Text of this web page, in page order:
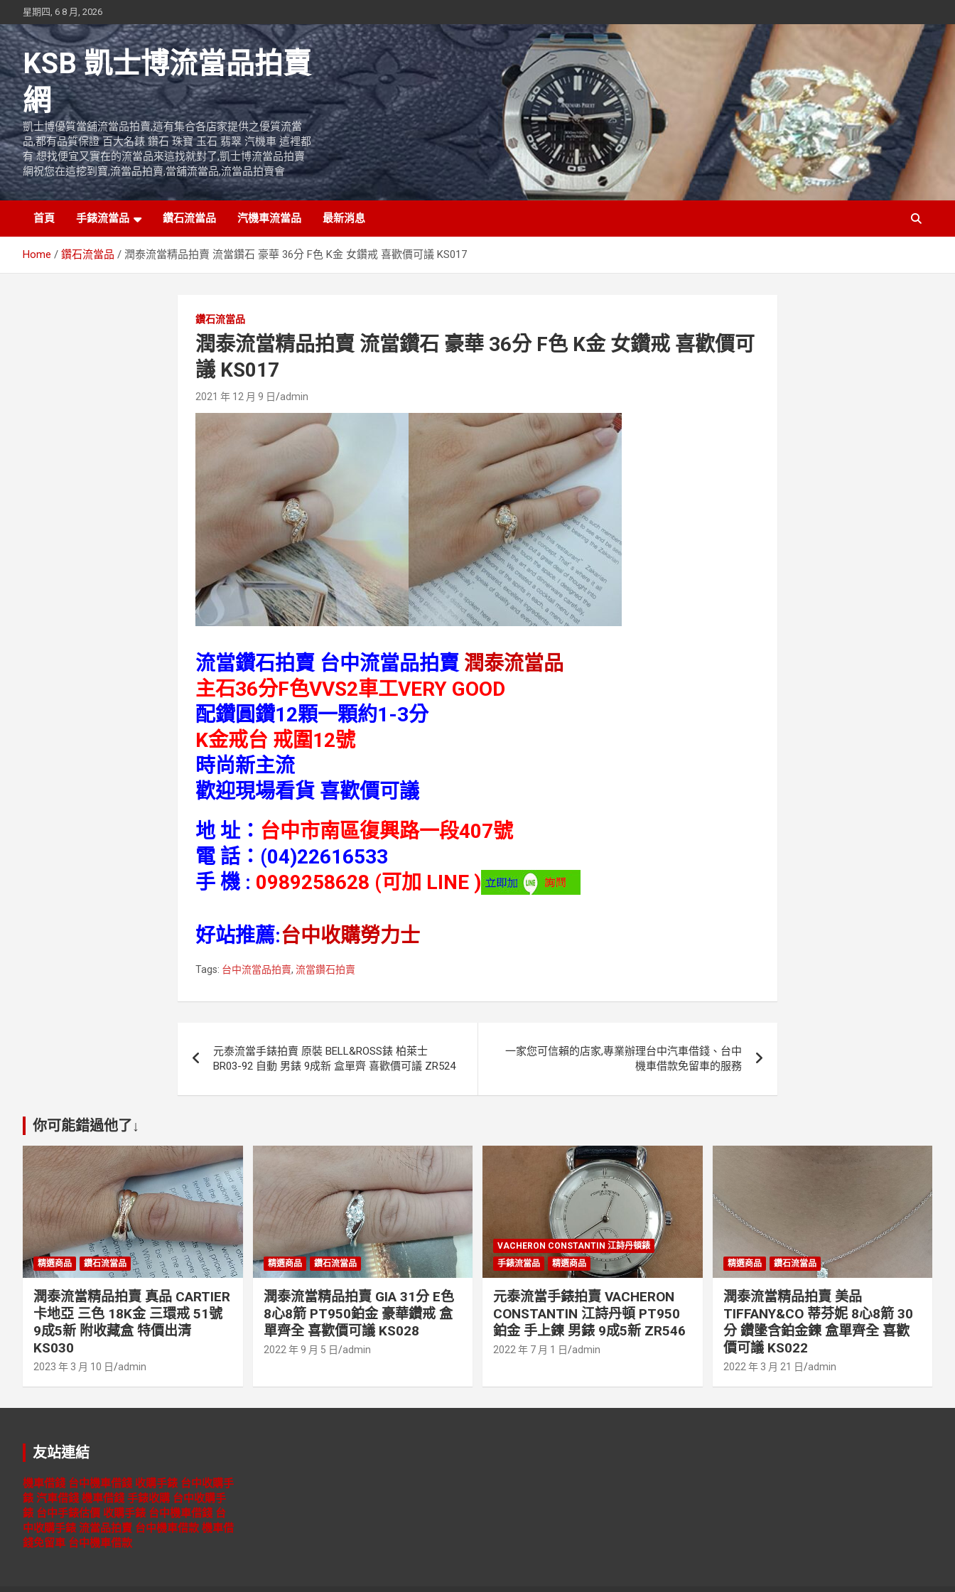
to
content
星期四, 6 8 月, 2026
KSB 凱士博流當品拍賣
網
凱士博優質當舖流當品拍賣,這有集合各店家提供之優質流當
品,都有品質保證 百大名錶 鑽石 珠寶 玉石 翡翠 汽機車 這裡都
有 想找便宜又實在的流當品來這找就對了,凱士博流當品拍賣
網祝您在這挖到寶,流當品拍賣,當舖流當品,流當品拍賣會
首頁 手錶流當品 鑽石流當品 汽機車流當品 最新消息
Home 鑽石流當品 潤泰流當精品拍賣 流當鑽石 豪華 36分 F色 K金 女鑽戒 喜歡價可議 KS017
鑽石流當品
潤泰流當精品拍賣 流當鑽石 豪華 36分 F色 K金 女鑽戒 喜歡價可
議 KS017
2021 年 12 月 9 日 admin
流當鑽石拍賣 台中流當品拍賣 潤泰流當品
主石36分F色VVS2車工VERY GOOD
配鑽圓鑽12顆一顆約1-3分
K金戒台 戒圍12號
時尚新主流
歡迎現場看貨 喜歡價可議
地 址： 台中市南區復興路一段407號
電 話： (04)22616533
手 機 : 0989258628 (可加 LINE )
好站推薦:台中收購勞力士
Tags: 台中流當品拍賣,流當鑽石拍賣
章
導
元泰流當手錶拍賣 原裝 BELL&ROSS錶 柏萊士
BR03-92 自動 男錶 9成新 盒單齊 喜歡價可議 ZR524
一家您可信賴的店家,專業辦理台中汽車借錢、台中
機車借款免留車的服務
你可能錯過他了↓
精選商品 鑽石流當品
潤泰流當精品拍賣 真品 CARTIER
卡地亞 三色 18K金 三環戒 51號
9成5新 附收藏盒 特價出清
KS030
2023 年 3 月 10 日 admin
精選商品 鑽石流當品
潤泰流當精品拍賣 GIA 31分 E色
8心8箭 PT950鉑金 豪華鑽戒 盒
單齊全 喜歡價可議 KS028
2022 年 9 月 5 日 admin
VACHERON CONSTANTIN 江詩丹頓錶
手錶流當品
精選商品
元泰流當手錶拍賣 VACHERON
CONSTANTIN 江詩丹頓 PT950
鉑金 手上鍊 男錶 9成5新 ZR546
2022 年 7 月 1 日 admin
精選商品 鑽石流當品
潤泰流當精品拍賣 美品
TIFFANY&CO 蒂芬妮 8心8箭 30
分 鑽墬含鉑金鍊 盒單齊全 喜歡
價可議 KS022
2022 年 3 月 21 日 admin
友站連結
機車借錢 台中機車借錢 收購手錶 台中收購手
錶 汽車借錢 機車借錢 手錶收購 台中收購手
錶 台中手錶估價 收購手錶 台中機車借錢 台
中收購手錶 流當品拍賣 台中機車借款 機車借
錢免留車 台中機車借款